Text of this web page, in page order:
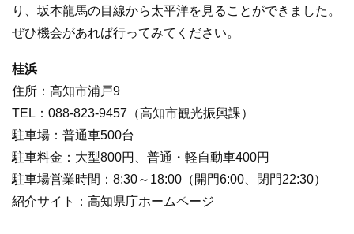
り、坂本龍馬の目線から太平洋を見ることができました。
ぜひ機会があれば行ってみてください。
桂浜
住所：高知市浦戸9
TEL：088-823-9457（高知市観光振興課）
駐車場：普通車500台
駐車料金：大型800円、普通・軽自動車400円
駐車場営業時間：8:30～18:00（開門6:00、閉門22:30）
紹介サイト：高知県庁ホームページ